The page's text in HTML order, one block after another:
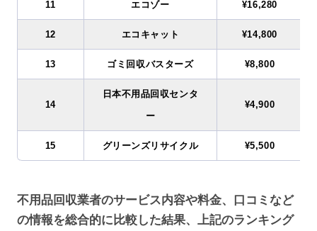
11 エコゾー ¥16,280
12 エコキャット ¥14,800
13 ゴミ回収バスターズ ¥8,800
14
日本不用品回収センタ
ー
¥4,900
15 グリーンズリサイクル ¥5,500
不用品回収業者のサービス内容や料金、口コミなど
の情報を総合的に比較した結果、上記のランキング